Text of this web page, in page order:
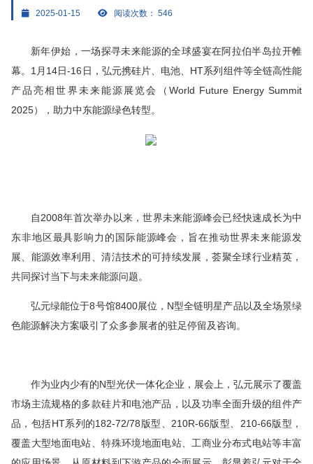
2025-01-15 阅读次数： 546
新年伊始，一场探寻未来能源的全球盛宴在阿拉伯半岛拉开帷
幕。1月14日-16日，弘元携硅片、电池、HT系列组件等全链高性能
产品亮相世界未来能源展览会（World Future Energy Summit
2025），助力中东能源绿色转型。
自2008年首次举办以来，世界未来能源峰会已经快速成长为中
东非地区最具影响力的国际能源峰会，旨在推动世界未来能源发
展、能源效率利用、清洁技术的可持续发展，荟聚全球行业精英，
共同探讨当下与未来能源问题。
弘元绿能位于8号馆8400展位，N型全链明星产品以及全场景绿
色能源解决方案吸引了众多参展者的驻足停留及咨询。
作为业内少有的N型光伏一体化企业，展会上，弘元展示了覆盖
市场主流规格的多款硅片和电池产品，以及功率全面升级的组件产
品，包括HT系列的182-72/78版型、210R-66版型、210-66版型，
覆盖大型地面电站、特殊环境地面电站、工商业分布式电站等丰富